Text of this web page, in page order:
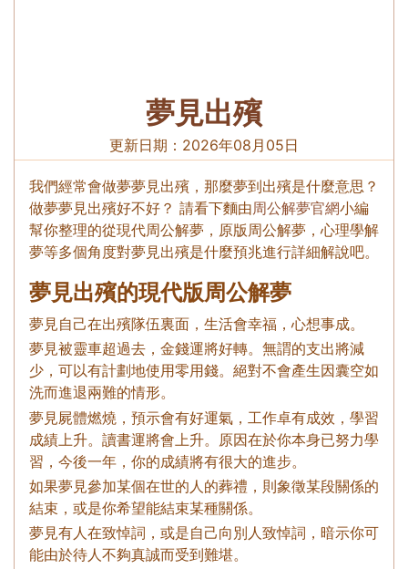
夢見出殯
更新日期： 2026年08月05日
我們經常會做夢夢見出殯，那麼夢到出殯是什麼意思？
做夢夢見出殯好不好？ 請看下麵由周公解夢官網小編
幫你整理的從現代周公解夢，原版周公解夢，心理學解
夢等多個角度對夢見出殯是什麼預兆進行詳細解說吧。
夢見出殯的現代版周公解夢
夢見自己在出殯隊伍裏面，生活會幸福，心想事成。
夢見被靈車超過去，金錢運將好轉。無謂的支出將減
少，可以有計劃地使用零用錢。絕對不會產生因囊空如
洗而進退兩難的情形。
夢見屍體燃燒，預示會有好運氣，工作卓有成效，學習
成績上升。讀書運將會上升。原因在於你本身已努力學
習，今後一年，你的成績將有很大的進步。
如果夢見參加某個在世的人的葬禮，則象徵某段關係的
結束，或是你希望能結束某種關係。
夢見有人在致悼詞，或是自己向別人致悼詞，暗示你可
能由於待人不夠真誠而受到難堪。